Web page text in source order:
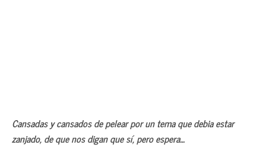
Cansadas y cansados de pelear por un tema que debia estar
zanjado, de que nos digan que sí, pero espera…